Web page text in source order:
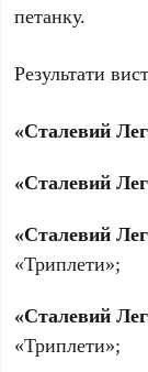
петанку.
Результати
«Сталевий
«Сталевий
«Сталевий
«Триплети»;
«Сталевий
«Триплети»;